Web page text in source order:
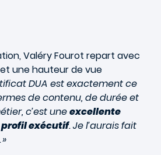
Valéry Fourot repart avec
une hauteur de vue
DUA est exactement ce
de contenu, de durée et
c’est uneexcellente
exécutif. Je l’aurais fait